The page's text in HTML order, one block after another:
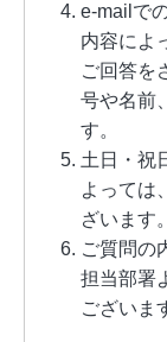
e-mailで
内容によ
ご回答を
号や名前
す。
土日・祝
よっては
ざいます
ご質問の
担当部署
ございま